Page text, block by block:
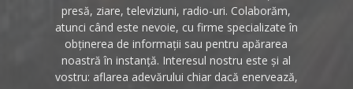
presă, ziare, televiziuni, radio-uri. Colaborăm,
atunci când este nevoie, cu firme specializate în
obținerea de informații sau pentru apărarea
noastră în instanță. Interesul nostru este și al
vostru: aflarea adevărului chiar dacă enervează,